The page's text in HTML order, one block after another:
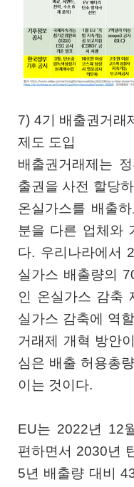
7) 4기 배출권거래
제도 도입
배출권거래제는
출권을 사전 할당
온실가스를 배출
분을 다른 업체와
다. 우리나라에서
실가스 배출량의
인 온실가스 감축
실가스 감축에 역
거래제 개혁 방안
심은 배출 허용총
이는 것이다.
EU는 2022년 12
편하면서 2030년
5년 배출량 대비